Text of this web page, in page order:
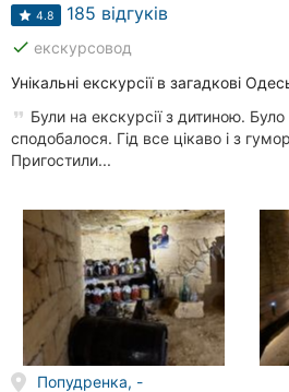
Кропивницький
Київ
Запоріжжя
Львів
Кривий
Ріг
Миколаїв
4.8 185 відгуків
done екскурсовод
Унікальні екскурсії в загадкові
Були на екскурсії з дитиною.
сподобалося. Гід все цікаво і з
Пригостили...
Попудренка, -